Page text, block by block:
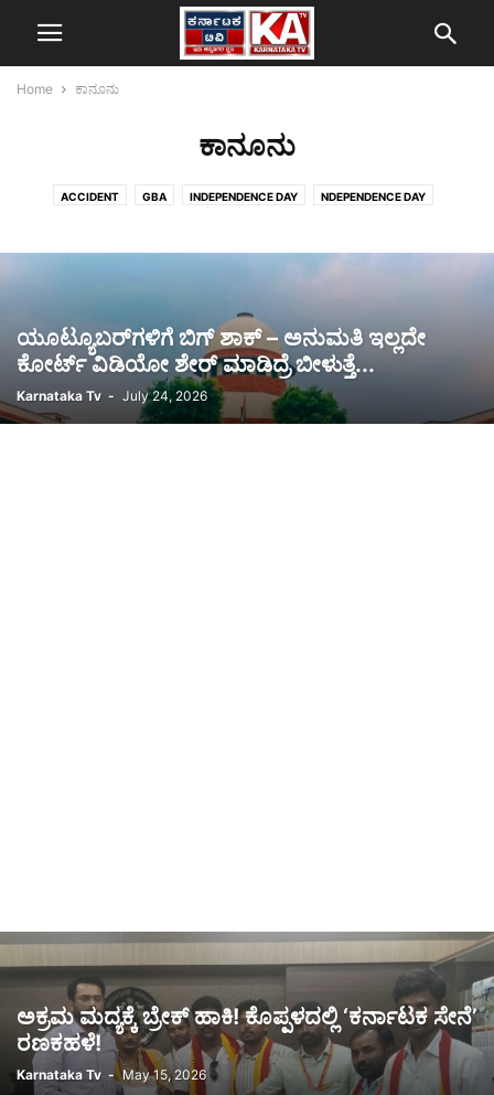
Home ಕಾನೂನು
ಕಾನೂನು
ACCIDENT GBA INDEPENDENCE DAY NDEPENDENCE DAY
ಚುನಾವಣೆ ತಂತ್ರಜ್ಞಾನ ಧರ್ಮ ಪ್ರತಿಭಟನೆ ಫುಟ್‌ಪಾತ್ ತೆರವು ಬಿಗ್‌ ಬಾಸ್‌
ಸಿನಿಮಾ
ಯೂಟ್ಯೂಬರ್‌ಗಳಿಗೆ ಬಿಗ್ ಶಾಕ್ – ಅನುಮತಿ ಇಲ್ಲದೇ
ಕೋರ್ಟ್ ವಿಡಿಯೋ ಶೇರ್ ಮಾಡಿದ್ರೆ ಬೀಳುತ್ತೆ...
Karnataka Tv - July 24, 2026
ಅಕ್ರಮ ಮದ್ಯಕ್ಕೆ ಬ್ರೇಕ್ ಹಾಕಿ! ಕೊಪ್ಪಳದಲ್ಲಿ ‘ಕರ್ನಾಟಕ ಸೇನೆ’
ರಣಕಹಳೆ!
Karnataka Tv - May 15, 2026